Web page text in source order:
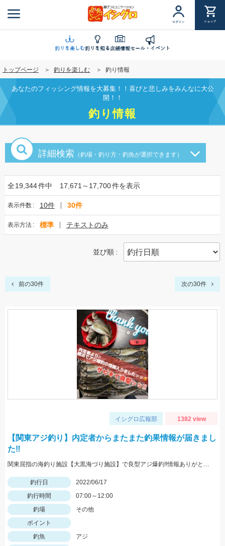
ン
に
移
動
ログイン ショップ
釣りを楽しむ釣りを知る店舗情報セール・イベント
トップページ 釣りを楽しむ 釣り情報
あなたのフィッシング情報を大募集！！喜びと悲しみをみんなに大公
開！！
釣り情報
詳細検索 （釣場・釣り方・釣魚が選択できます）
全19,344件中 17,671～17,700件を表示
表示件数 10件 30件
表示方法 標準 テキストのみ
並び順
前の30件 次の30件
イシグロ広報部 1382 view
【関東アジ釣り】内定者からまたまた釣果情報が届きまし
た‼
関東屈指の海釣り施設【大黒海づり施設】で良型アジ爆釣‼情報ありがとうございます♪
釣行日
2022/06/17
釣行時間
07:00～12:00
釣場
その他
ポイント
釣魚
アジ